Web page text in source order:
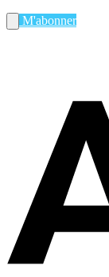
M'abonner